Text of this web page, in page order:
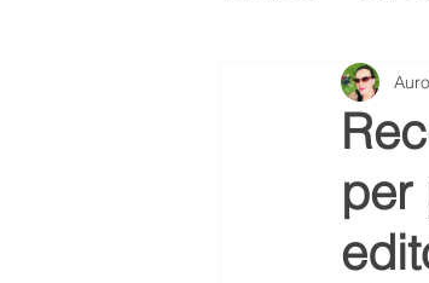
storie americane
per